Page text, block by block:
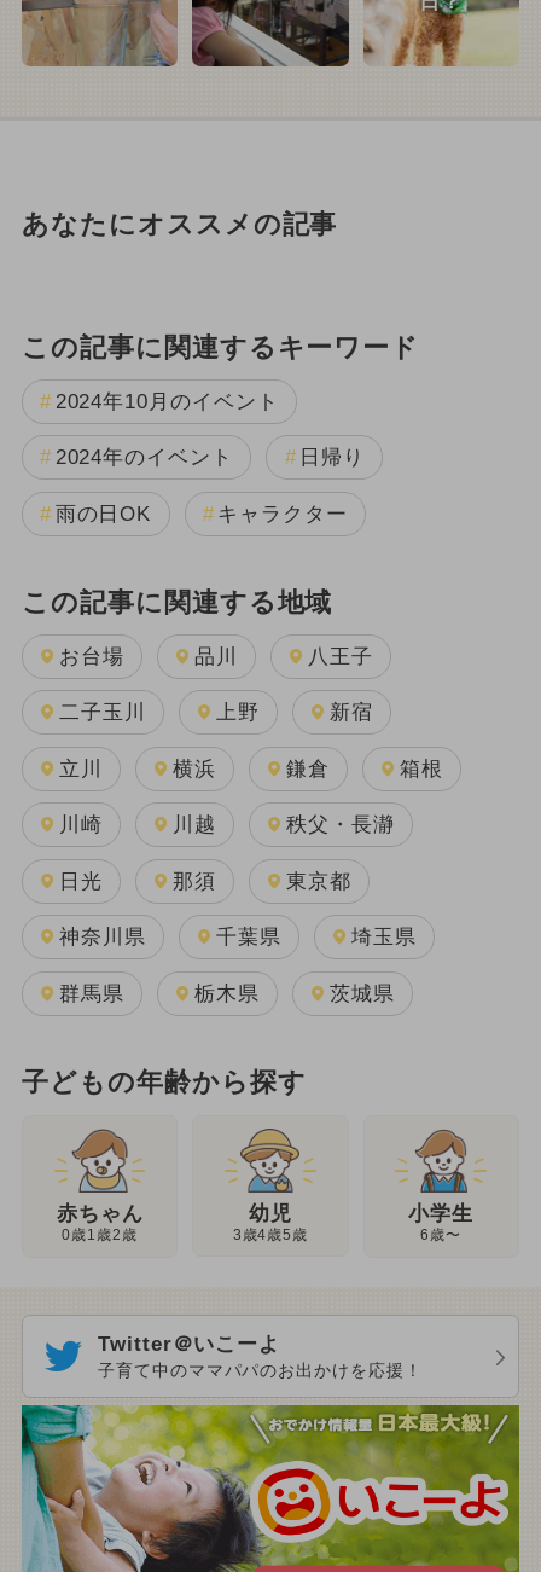
あなたにオススメの記事
この記事に関連するキーワード
2024年10月のイベント
2024年のイベント 日帰り
雨の日OK キャラクター
この記事に関連する地域
お台場 品川 八王子
二子玉川 上野 新宿
立川 横浜 鎌倉 箱根
川崎 川越 秩父・長瀞
日光 那須 東京都
神奈川県 千葉県 埼玉県
群馬県 栃木県 茨城県
子どもの年齢から探す
赤ちゃん
0歳1歳2歳
幼児
3歳4歳5歳
小学生
6歳〜
Twitter＠いこーよ
子育て中のママパパのお出かけを応援！